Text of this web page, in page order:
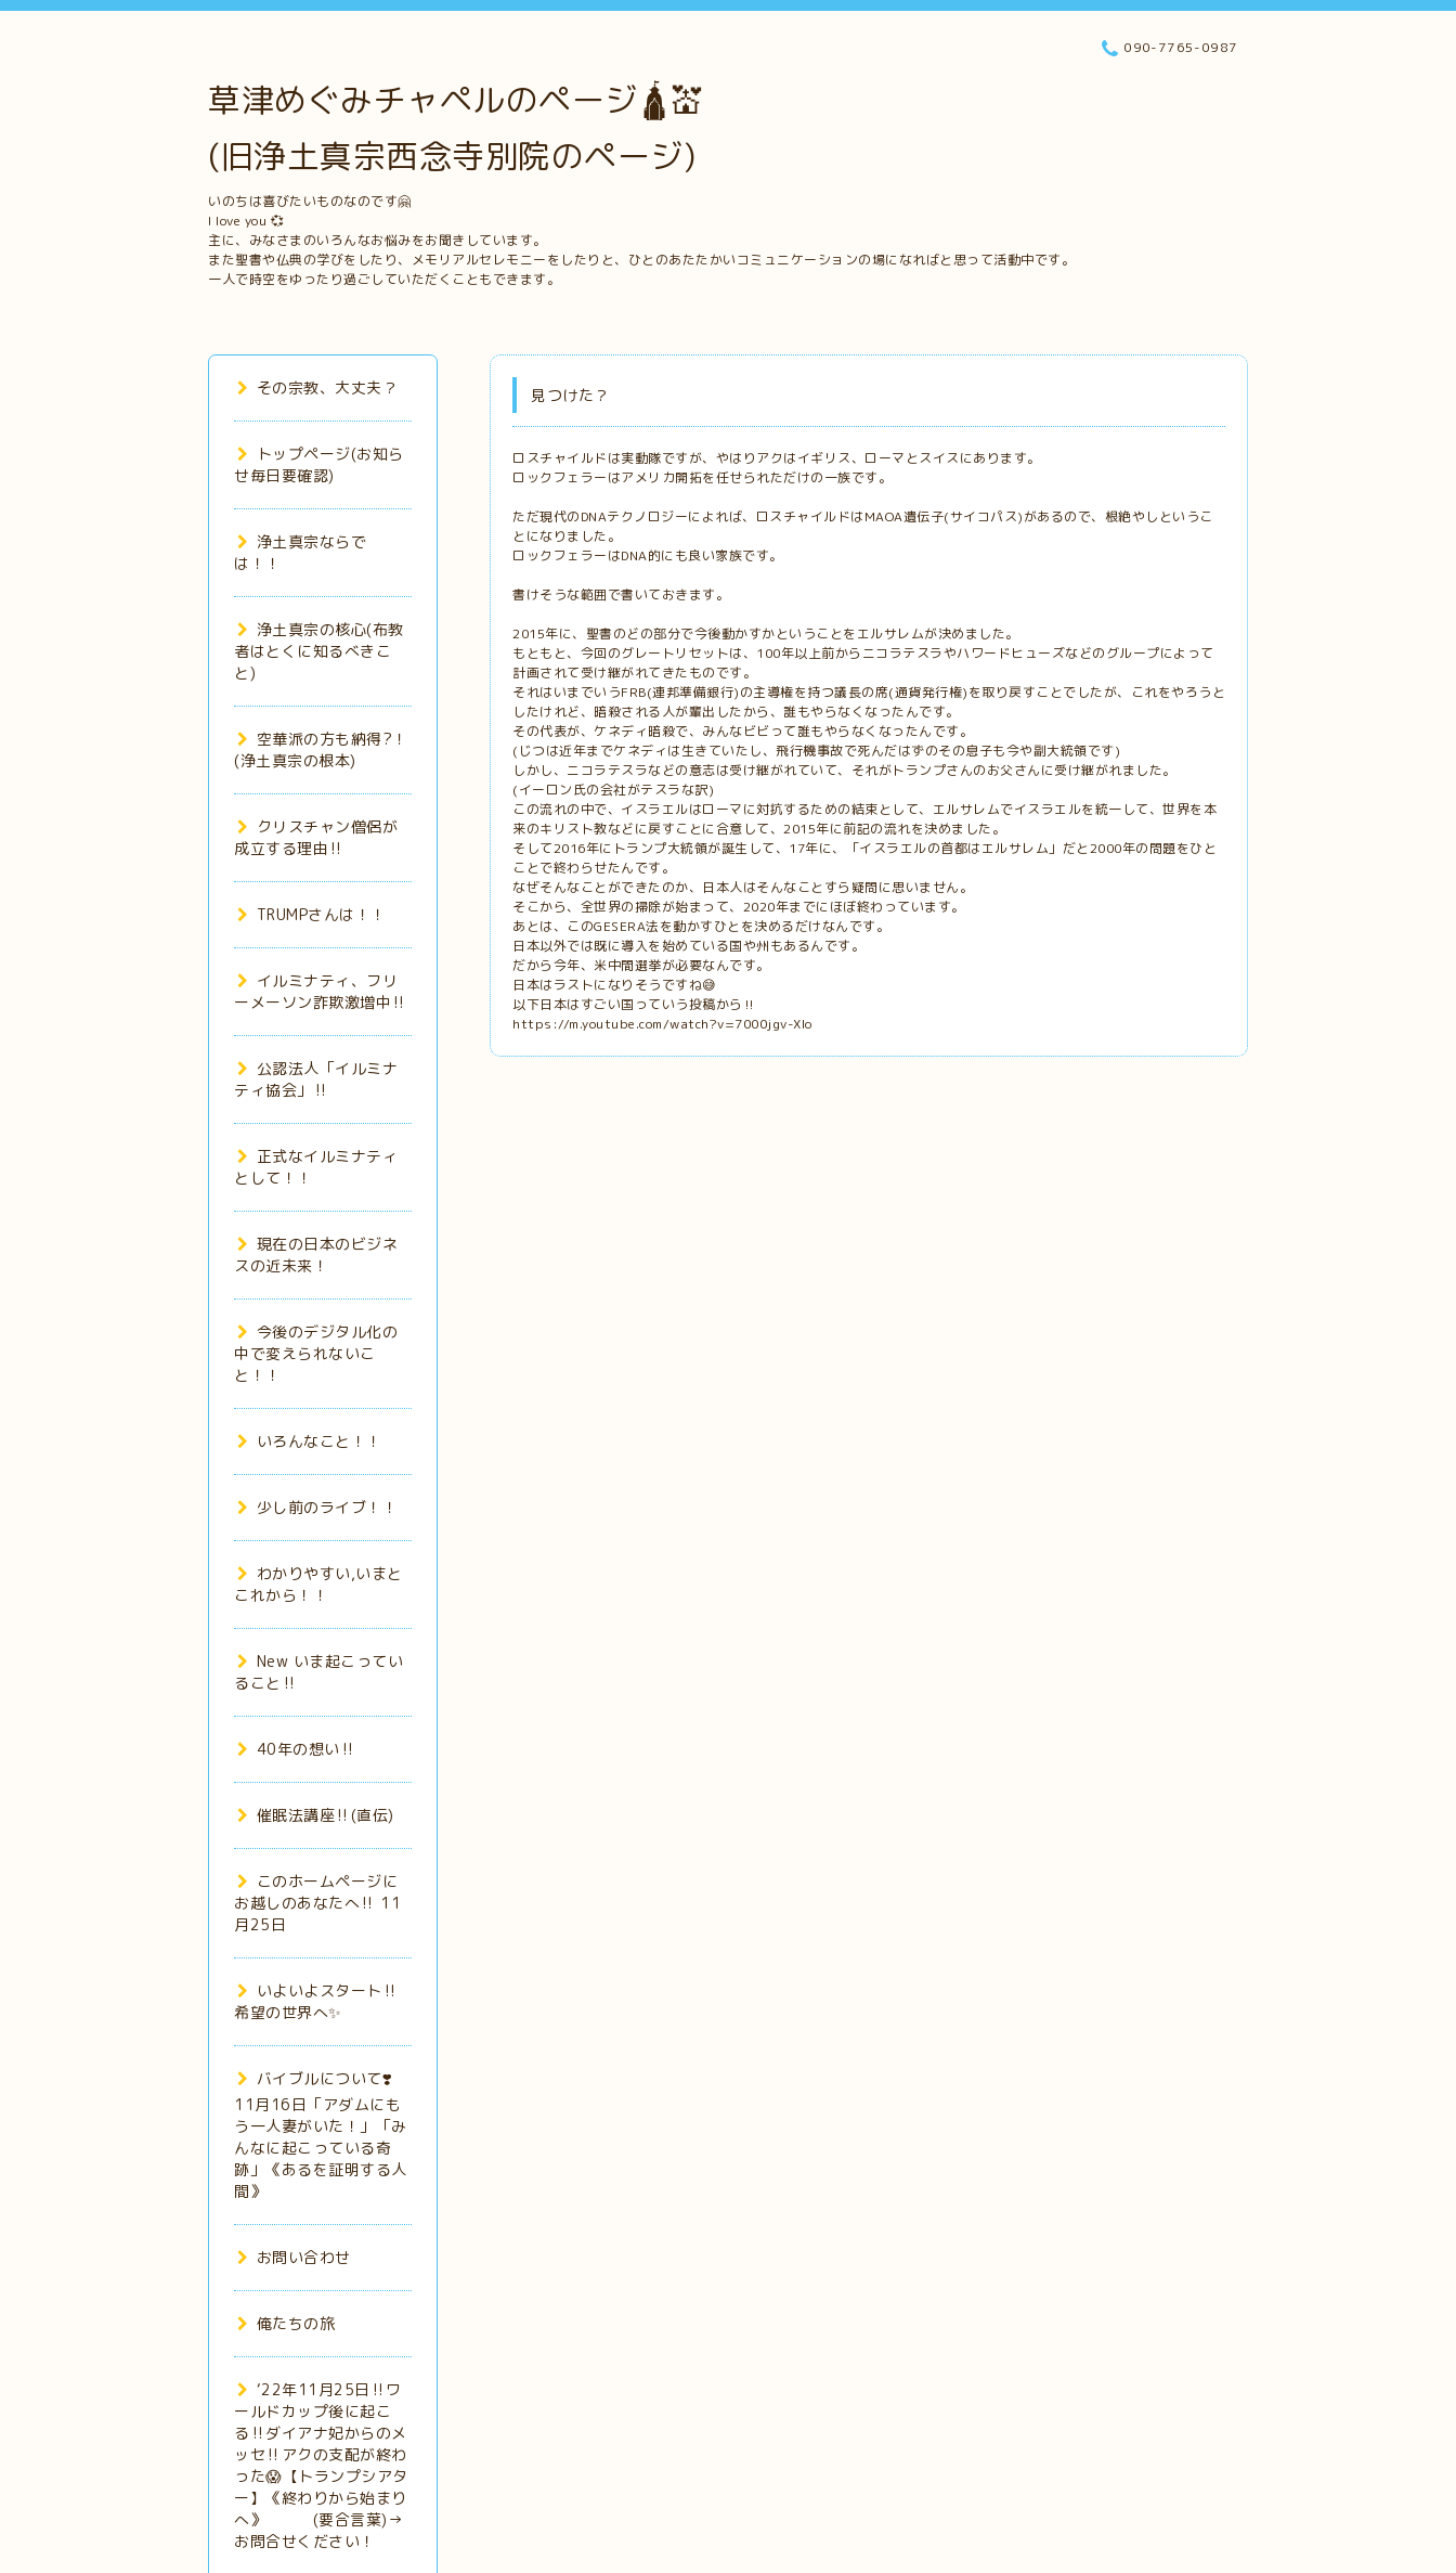
草津めぐみチャペルのページ🛕💒
(旧浄土真宗西念寺別院のページ)
いのちは喜びたいものなのです🤗
I love you 💞
主に、みなさまのいろんなお悩みをお聞きしています。
また聖書や仏典の学びをしたり、メモリアルセレモニーをしたりと、ひとのあたたかいコミュニケーションの場になればと思って活動中です。
一人で時空をゆったり過ごしていただくこともできます。
090-7765-0987
見つけた？
ロスチャイルドは実動隊ですが、やはりアクはイギリス、ローマとスイスにあります。
ロックフェラーはアメリカ開拓を任せられただけの一族です。
ただ現代のDNAテクノロジーによれば、ロスチャイルドはMAOA遺伝子(サイコパス)があるので、根絶やしというこ
とになりました。
ロックフェラーはDNA的にも良い家族です。
書けそうな範囲で書いておきます。
2015年に、聖書のどの部分で今後動かすかということをエルサレムが決めました。
もともと、今回のグレートリセットは、100年以上前からニコラテスラやハワードヒューズなどのグループによって
計画されて受け継がれてきたものです。
それはいまでいうFRB(連邦準備銀行)の主導権を持つ議長の席(通貨発行権)を取り戻すことでしたが、これをやろうと
したけれど、暗殺される人が輩出したから、誰もやらなくなったんです。
その代表が、ケネディ暗殺で、みんなビビって誰もやらなくなったんです。
(じつは近年までケネディは生きていたし、飛行機事故で死んだはずのその息子も今や副大統領です)
しかし、ニコラテスラなどの意志は受け継がれていて、それがトランプさんのお父さんに受け継がれました。
(イーロン氏の会社がテスラな訳)
この流れの中で、イスラエルはローマに対抗するための結束として、エルサレムでイスラエルを統一して、世界を本
来のキリスト教などに戻すことに合意して、2015年に前記の流れを決めました。
そして2016年にトランプ大統領が誕生して、17年に、「イスラエルの首都はエルサレム」だと2000年の問題をひと
ことで終わらせたんです。
なぜそんなことができたのか、日本人はそんなことすら疑問に思いません。
そこから、全世界の掃除が始まって、2020年までにほぼ終わっています。
あとは、このGESERA法を動かすひとを決めるだけなんです。
日本以外では既に導入を始めている国や州もあるんです。
だから今年、米中間選挙が必要なんです。
日本はラストになりそうですね😅
以下日本はすごい国っていう投稿から‼️
https://m.youtube.com/watch?v=7000jgv-Xlo
その宗教、大丈夫？
トップページ(お知ら
せ毎日要確認)
浄土真宗ならで
は！！
浄土真宗の核心(布教
者はとくに知るべきこ
と)
空華派の方も納得?！
(浄土真宗の根本)
クリスチャン僧侶が
成立する理由‼️
TRUMPさんは！！
イルミナティ、フリ
ーメーソン詐欺激増中‼️
公認法人「イルミナ
ティ協会」‼️
正式なイルミナティ
として！！
現在の日本のビジネ
スの近未来！
今後のデジタル化の
中で変えられないこ
と！！
いろんなこと！！
少し前のライブ！！
わかりやすい,いまと
これから！！
New いま起こってい
ること‼️
40年の想い‼️
催眠法講座‼️(直伝)
このホームページに
お越しのあなたへ‼️ 11
月25日
いよいよスタート‼️
希望の世界へ✨
バイブルについて❣️
11月16日「アダムにも
う一人妻がいた！」「み
んなに起こっている奇
跡」《あるを証明する人
間》
お問い合わせ
俺たちの旅
‘22年11月25日‼️ワ
ールドカップ後に起こ
る‼️ダイアナ妃からのメ
ッセ‼️アクの支配が終わ
った😱【トランプシアタ
ー】《終わりから始まり
へ》 (要合言葉)→
お問合せください！